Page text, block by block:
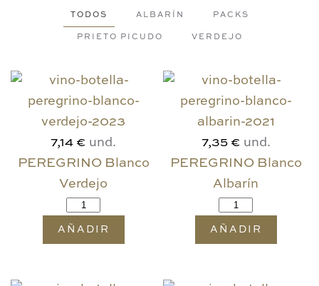
TODOS ALBARÍN PACKS
PRIETO PICUDO VERDEJO
7,14 € und.
PEREGRINO Blanco
Verdejo
AÑADIR
7,35 € und.
PEREGRINO Blanco
Albarín
AÑADIR